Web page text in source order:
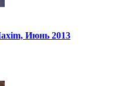
Июнь 2013